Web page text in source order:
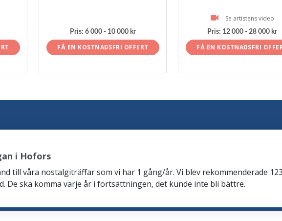
Pris: 6 000 - 10 000 kr
FÅ EN KOSTNADSFRI OFFERT
Se artistens video
Pris: 12 000 - 28 000 kr
FÅ EN KOSTNADSFRI
i Hofors
till våra nostalgiträffar som vi har 1 gång/år. Vi blev rekommenderade
De ska komma varje år i fortsättningen, det kunde inte bli bättre.